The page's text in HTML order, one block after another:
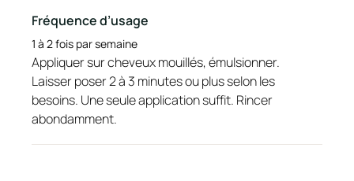
Fréquence d’usage
1 à 2 fois par semaine
Appliquer sur cheveux mouillés, émulsionner.
Laisser poser 2 à 3 minutes ou plus selon les
besoins. Une seule application suffit. Rincer
abondamment.